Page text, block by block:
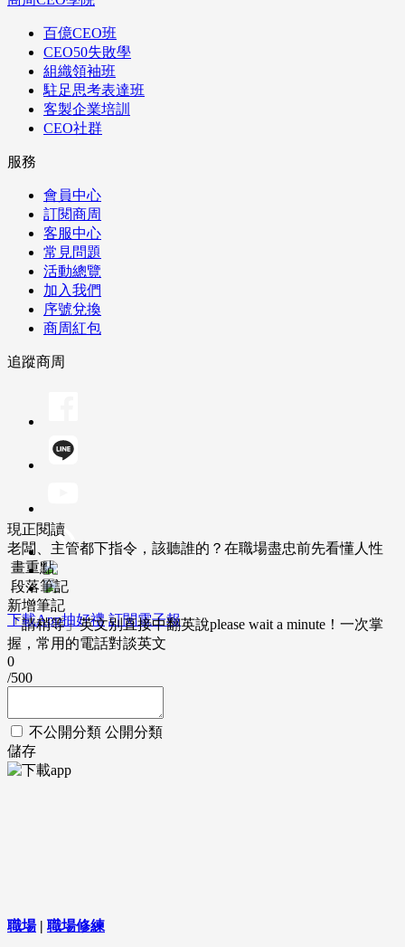
百億CEO班
CEO50失敗學
組織領袖班
駐足思考表達班
客製企業培訓
CEO社群
服務
會員中心
訂閱商周
客服中心
常見問題
活動總覽
加入我們
序號兌換
商周紅包
追蹤商周
下載App抽好禮 訂閱電子報
現正閱讀
老闆、主管都下指令，該聽誰的？在職場盡忠前先看懂人性
畫重點
段落筆記
新增筆記
「請稍等」英文別直接中翻英說please wait a minute！一次掌
握，常用的電話對談英文
0
/500
不公開分類 公開分類
儲存
職場| 職場修練